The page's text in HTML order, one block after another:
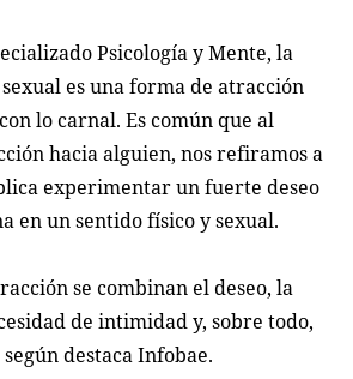
Psicología y Mente, la
es una forma de atracción
lo carnal. Es común que al
hacia alguien, nos refiramos a
experimentar un fuerte deseo
en un sentido físico y sexual.
se combinan el deseo, la
de intimidad y, sobre todo,
destaca Infobae.